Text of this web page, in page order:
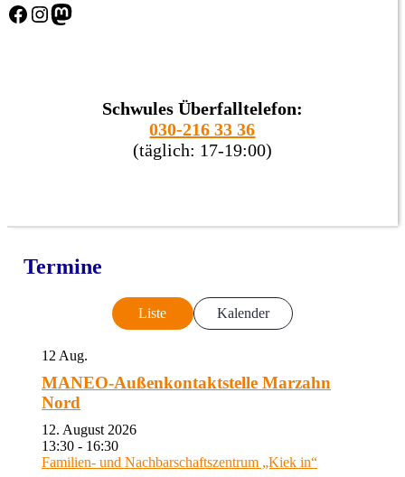
Facebook Instagram Mastodon
Schwules Überfalltelefon:
030-216 33 36
(täglich: 17-19:00)
Termine
Liste Kalender
12 Aug.
MANEO-Außenkontaktstelle Marzahn
Nord
12. August 2026
13:30 - 16:30
Familien- und Nachbarschaftszentrum „Kiek in“